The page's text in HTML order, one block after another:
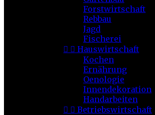
Forstwirtschaft
Rebbau
Jagd
Fischerei
  Hauswirtschaft
Kochen
Ernährung
Oenologie
Innendekoration
Handarbeiten
  Betriebswirtschaft